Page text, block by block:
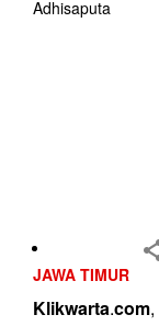
Adhisaputa
JAWA TIMUR
Klikwarta.com,